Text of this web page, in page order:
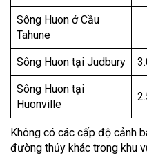
Sông Huon ở Cầu
Tahune
Sông Huon tại Judbury
Sông Huon tại
Huonville
Không có các cấp độ cảnh
đường thủy khác trong khu